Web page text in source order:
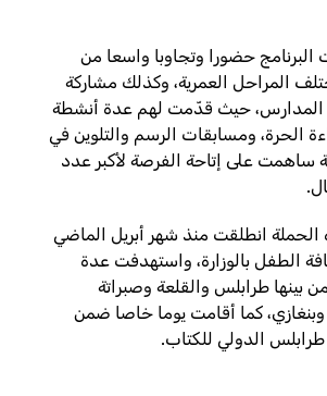
حضورا وتجاوبا واسعا من
المراحل العمرية، وكذلك مشاركة
المدارس، حيث قدّمت لهم عدة أنشطة
الحرة، ومسابقات الرسم والتلوين في
على إتاحة الفرصة لأكبر عدد
الحملة انطلقت منذ شهر أبريل الماضي
الطفل بالوزارة، واستهدفت عدة
بينها طرابلس والقلعة وصبراتة
وبنغازي، كما أقامت يوما خاصا ضمن
الدولي للكتاب.